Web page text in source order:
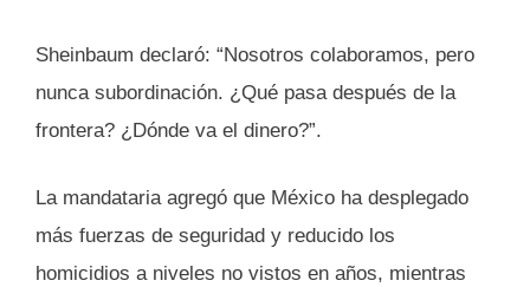
Sheinbaum declaró: “Nosotros colaboramos, pero
nunca subordinación. ¿Qué pasa después de la
frontera? ¿Dónde va el dinero?”.
La mandataria agregó que México ha desplegado
más fuerzas de seguridad y reducido los
homicidios a niveles no vistos en años, mientras